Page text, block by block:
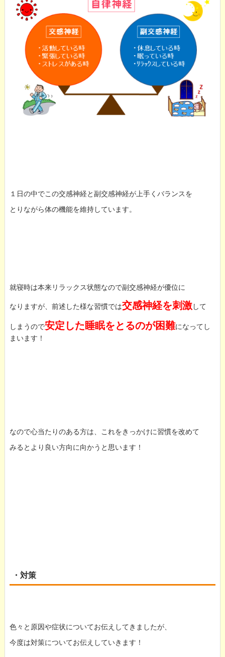
１日の中でこの交感神経と副交感神経が上手くバランスを
とりながら体の機能を維持しています。
就寝時は本来リラックス状態なので副交感神経が優位に
なりますが、前述した様な習慣では交感神経を刺激して
しまうので安定した睡眠をとるのが困難になってし
まいます！
なので心当たりのある方は、これをきっかけに習慣を改めて
みるとより良い方向に向かうと思います！
・対策
色々と原因や症状についてお伝えしてきましたが、
今度は対策についてお伝えしていきます！